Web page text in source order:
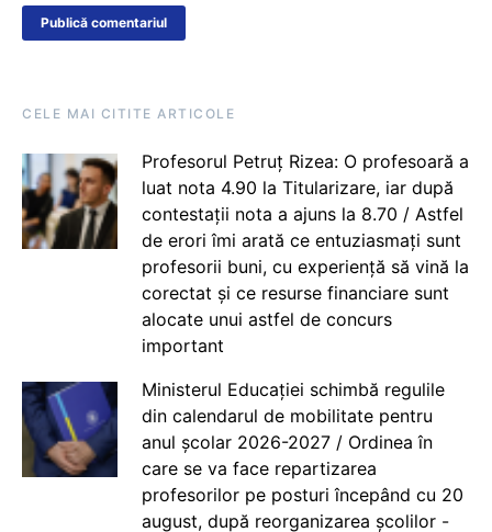
CELE MAI CITITE ARTICOLE
Profesorul Petruț Rizea: O profesoară a
luat nota 4.90 la Titularizare, iar după
contestații nota a ajuns la 8.70 / Astfel
de erori îmi arată ce entuziasmați sunt
profesorii buni, cu experiență să vină la
corectat și ce resurse financiare sunt
alocate unui astfel de concurs
important
Ministerul Educației schimbă regulile
din calendarul de mobilitate pentru
anul școlar 2026-2027 / Ordinea în
care se va face repartizarea
profesorilor pe posturi începând cu 20
august, după reorganizarea școlilor -